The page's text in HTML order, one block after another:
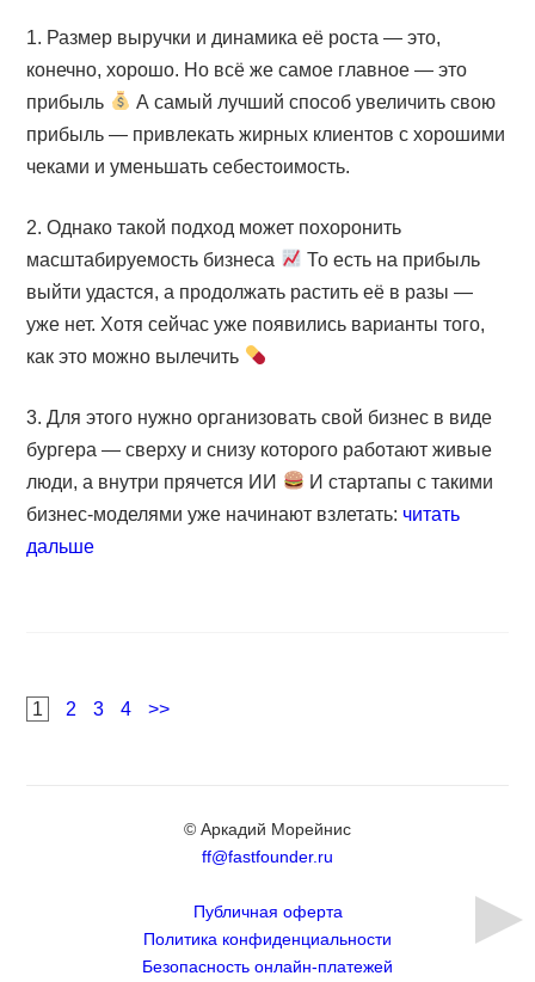
1. Размер выручки и динамика её роста — это,
конечно, хорошо. Но всё же самое главное — это
прибыль
А самый лучший способ увеличить свою
прибыль — привлекать жирных клиентов с хорошими
чеками и уменьшать себестоимость.
2. Однако такой подход может похоронить
масштабируемость бизнеса
То есть на прибыль
выйти удастся, а продолжать растить её в разы —
уже нет. Хотя сейчас уже появились варианты того,
как это можно вылечить
3. Для этого нужно организовать свой бизнес в виде
бургера — сверху и снизу которого работают живые
люди, а внутри прячется ИИ
И стартапы с такими
бизнес-моделями уже начинают взлетать: читать
дальше
Навигация
Page
1 Page
2 Page
3 Page
4 >>
© Аркадий Морейнис
ff@fastfounder.ru
Публичная оферта
Политика конфиденциальности
Безопасность онлайн-платежей